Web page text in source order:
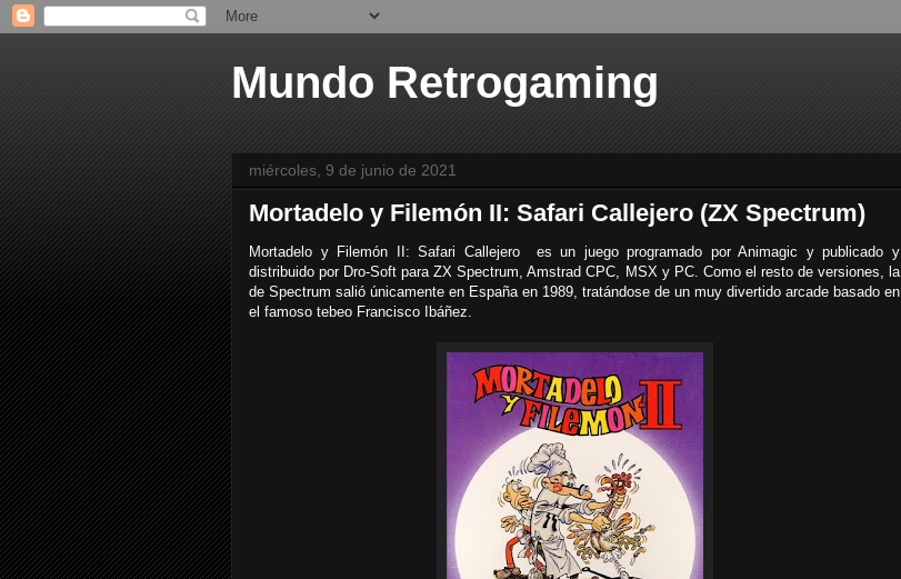
Mundo Retrogaming
miércoles, 9 de junio de 2021
Mortadelo y Filemón II: Safari Callejero (ZX Spectrum)
Mortadelo y Filemón II: Safari Callejero es un juego programado por Animagic y publicado y
distribuido por Dro-Soft para ZX Spectrum, Amstrad CPC, MSX y PC. Como el resto de versiones, la
de Spectrum salió únicamente en España en 1989, tratándose de un muy divertido arcade basado en
el famoso tebeo Francisco Ibáñez.